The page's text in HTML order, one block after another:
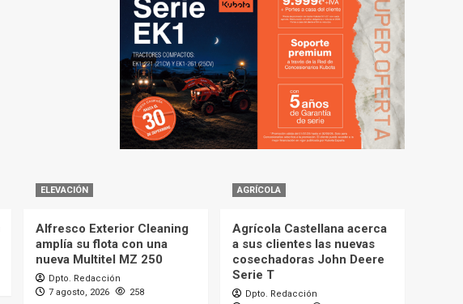
ELEVACIÓN
Alfresco Exterior Cleaning
amplía su flota con una
nueva Multitel MZ 250
Dpto. Redacción
7 agosto, 2026
258
AGRÍCOLA
Agrícola Castellana acerca
a sus clientes las nuevas
cosechadoras John Deere
Serie T
Dpto. Redacción